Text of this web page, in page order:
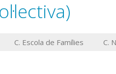
C. Escola de Famílies C.